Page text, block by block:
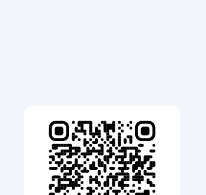
Cre-A-tures
CRY BABIES
Curio